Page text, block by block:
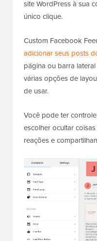
site WordPress à sua
único clique.
Custom Facebook
adicionar seus posts
página ou barra
várias opções de
de usar.
Você pode ter
escolher ocultar
reações e